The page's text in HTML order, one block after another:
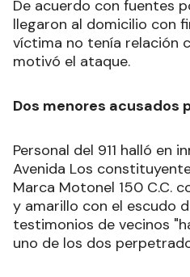
De acuerdo con fuentes
llegaron al domicilio con
víctima no tenía relación
motivó el ataque.
Dos menores acusados
Personal del 911 halló en
Avenida Los
Marca Motonel 150 C.C.
y amarillo con el escudo
testimonios de vecinos
uno de los dos